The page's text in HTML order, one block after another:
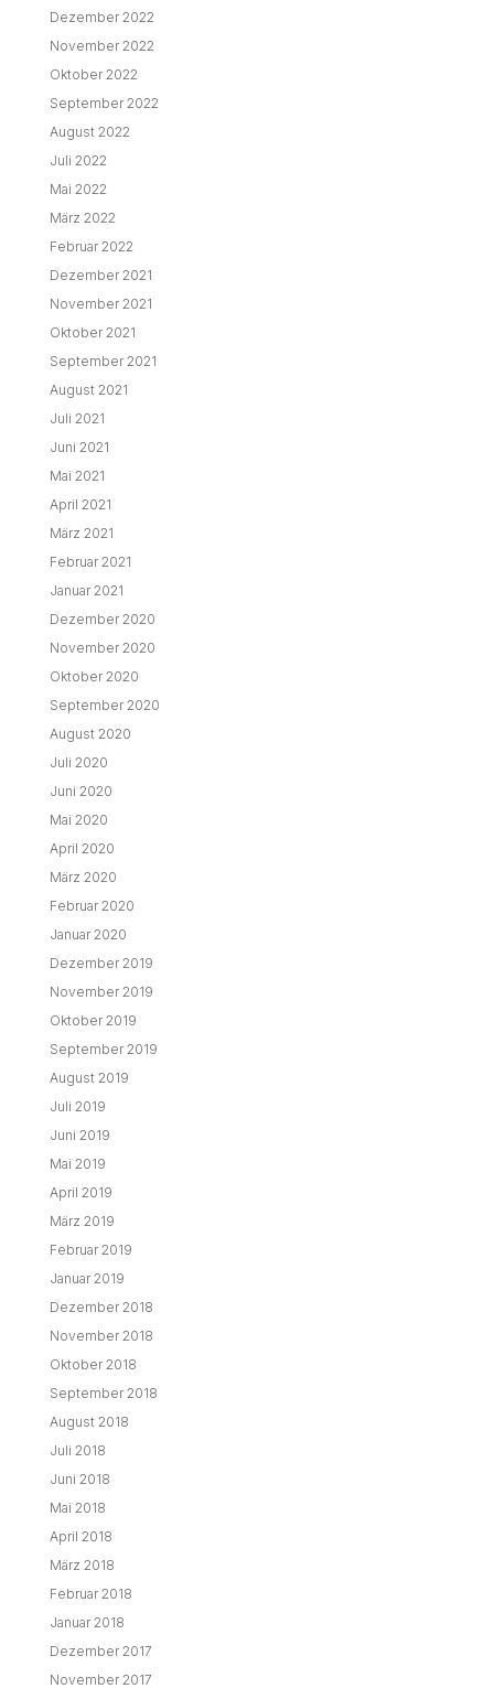
Dezember 2022
November 2022
Oktober 2022
September 2022
August 2022
Juli 2022
Mai 2022
März 2022
Februar 2022
Dezember 2021
November 2021
Oktober 2021
September 2021
August 2021
Juli 2021
Juni 2021
Mai 2021
April 2021
März 2021
Februar 2021
Januar 2021
Dezember 2020
November 2020
Oktober 2020
September 2020
August 2020
Juli 2020
Juni 2020
Mai 2020
April 2020
März 2020
Februar 2020
Januar 2020
Dezember 2019
November 2019
Oktober 2019
September 2019
August 2019
Juli 2019
Juni 2019
Mai 2019
April 2019
März 2019
Februar 2019
Januar 2019
Dezember 2018
November 2018
Oktober 2018
September 2018
August 2018
Juli 2018
Juni 2018
Mai 2018
April 2018
März 2018
Februar 2018
Januar 2018
Dezember 2017
November 2017